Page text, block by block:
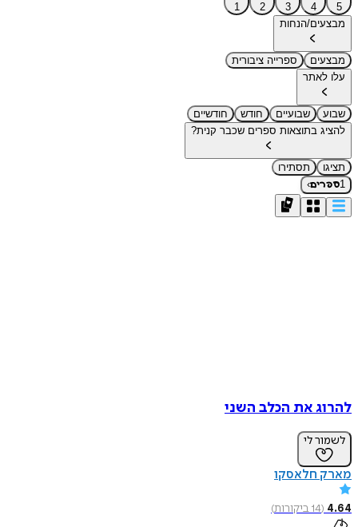
5
4
3
2
1
מבצעים/הנחות
מבצעים
ספרייה ציבורית
עלו לאתר
שבוע שבועיים חודש
חודשיים
להציג בתוצאות ספרים שכבר קנית?
תציגו
תסתירו
1ספרים›
להרוג את הכלב השני
לשמור לי
מארק חלאסקו
4.64
(
14ביקורות)